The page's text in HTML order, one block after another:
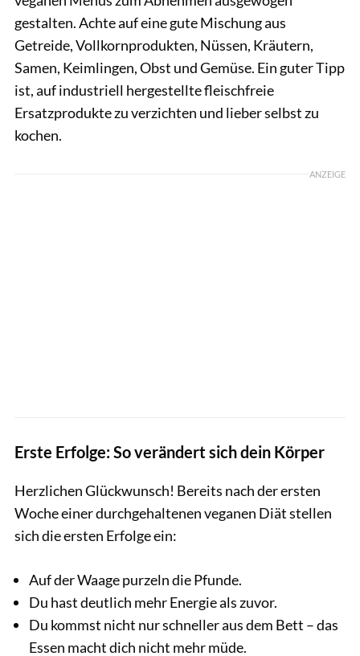
gestalten. Achte auf eine gute Mischung aus
Getreide, Vollkornprodukten, Nüssen, Kräutern,
Samen, Keimlingen, Obst und Gemüse. Ein guter Tipp
ist, auf industriell hergestellte fleischfreie
Ersatzprodukte zu verzichten und lieber selbst zu
kochen.
ANZEIGE
Erste Erfolge: So verändert sich dein Körper
Herzlichen Glückwunsch! Bereits nach der ersten
Woche einer durchgehaltenen veganen Diät stellen
sich die ersten Erfolge ein:
Auf der Waage purzeln die Pfunde.
Du hast deutlich mehr Energie als zuvor.
Du kommst nicht nur schneller aus dem Bett – das
Essen macht dich nicht mehr müde.